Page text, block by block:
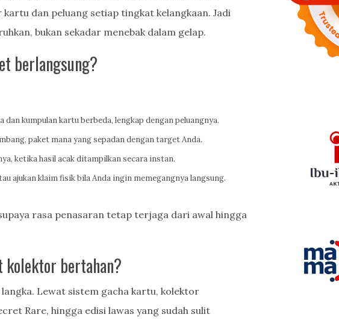
dan peluang setiap tingkat kelangkaan. Jadi
bukan sekadar menebak dalam gelap.
berlangsung?
dan kumpulan kartu berbeda, lengkap dengan peluangnya.
paket mana yang sepadan dengan target Anda.
ketika hasil acak ditampilkan secara instan.
ajukan klaim fisik bila Anda ingin memegangnya langsung.
rasa penasaran tetap terjaga dari awal hingga
kolektor bertahan?
Lewat sistem gacha kartu, kolektor
Rare, hingga edisi lawas yang sudah sulit